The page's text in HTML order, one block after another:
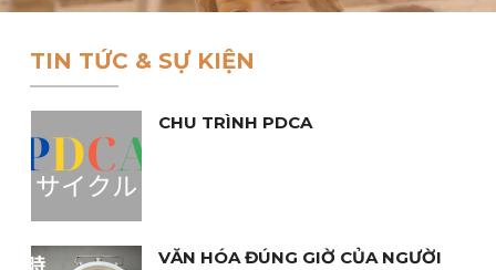
TIN TỨC & SỰ KIỆN
Ngày Làm Việc Thành Công
CHU TRÌNH PDCA
VĂN HÓA ĐÚNG GIỜ CỦA NGƯỜI